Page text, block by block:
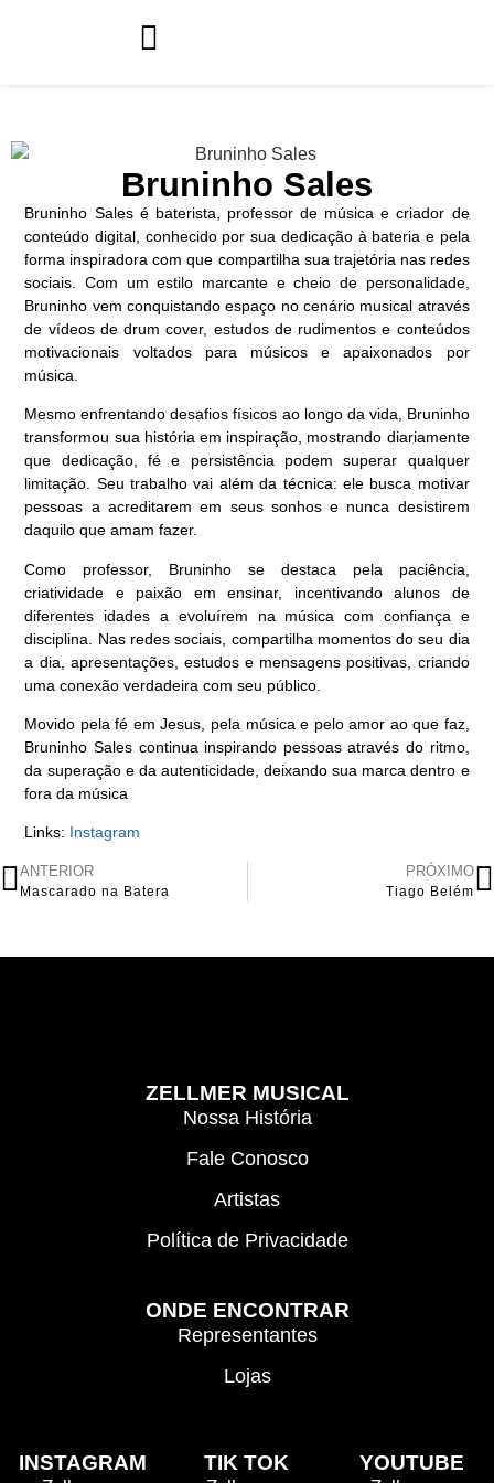
Bruninho Sales
Bruninho Sales é baterista, professor de música e criador de
conteúdo digital, conhecido por sua dedicação à bateria e pela
forma inspiradora com que compartilha sua trajetória nas redes
sociais. Com um estilo marcante e cheio de personalidade,
Bruninho vem conquistando espaço no cenário musical através
de vídeos de drum cover, estudos de rudimentos e conteúdos
motivacionais voltados para músicos e apaixonados por
música.
Mesmo enfrentando desafios físicos ao longo da vida, Bruninho
transformou sua história em inspiração, mostrando diariamente
que dedicação, fé e persistência podem superar qualquer
limitação. Seu trabalho vai além da técnica: ele busca motivar
pessoas a acreditarem em seus sonhos e nunca desistirem
daquilo que amam fazer.
Como professor, Bruninho se destaca pela paciência,
criatividade e paixão em ensinar, incentivando alunos de
diferentes idades a evoluírem na música com confiança e
disciplina. Nas redes sociais, compartilha momentos do seu dia
a dia, apresentações, estudos e mensagens positivas, criando
uma conexão verdadeira com seu público.
Movido pela fé em Jesus, pela música e pelo amor ao que faz,
Bruninho Sales continua inspirando pessoas através do ritmo,
da superação e da autenticidade, deixando sua marca dentro e
fora da música
Links: Instagram
ANTERIOR
Mascarado na Batera
PRÓXIMO
Tiago Belém
ZELLMER MUSICAL
Nossa História
Fale Conosco
Artistas
Política de Privacidade
ONDE ENCONTRAR
Representantes
Lojas
INSTAGRAM TIK TOK YOUTUBE